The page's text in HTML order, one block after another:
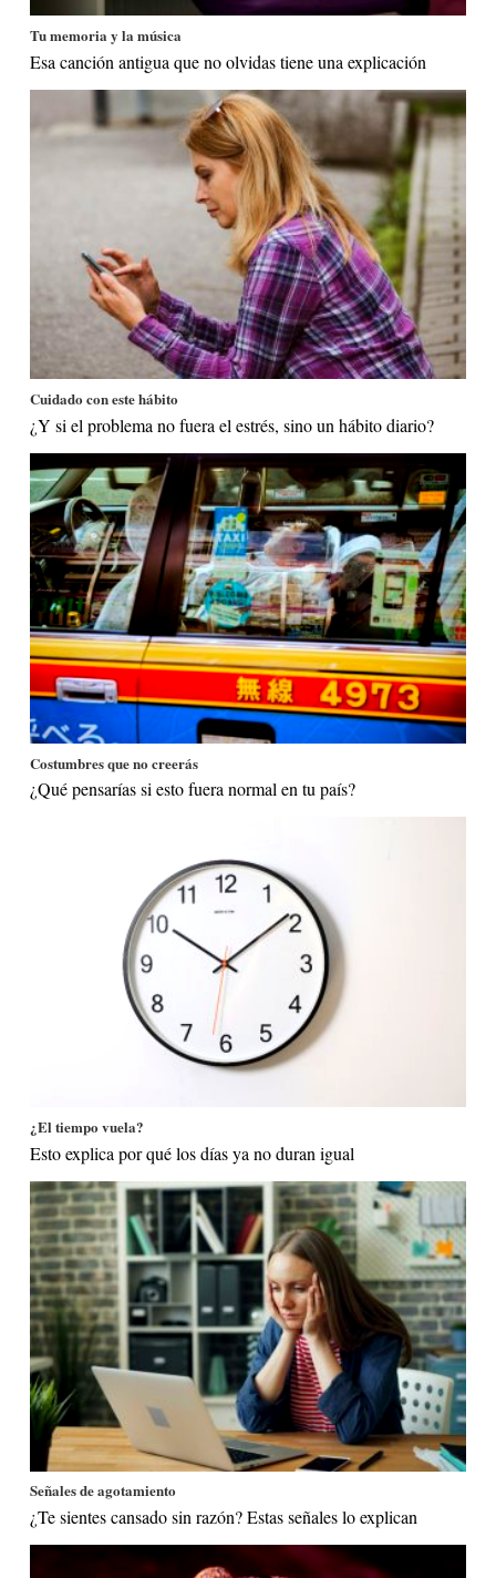
Tu memoria y la música
Esa canción antigua que no olvidas tiene una explicación
Cuidado con este hábito
¿Y si el problema no fuera el estrés, sino un hábito diario?
Costumbres que no creerás
¿Qué pensarías si esto fuera normal en tu país?
¿El tiempo vuela?
Esto explica por qué los días ya no duran igual
Señales de agotamiento
¿Te sientes cansado sin razón? Estas señales lo explican